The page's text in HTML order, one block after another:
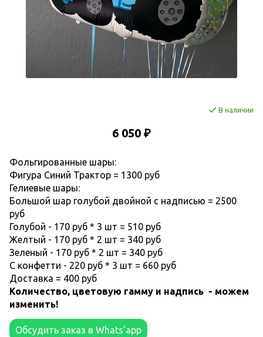
В наличии
6 050 ₽
Фольгированные шары:
Фигура Синий Трактор = 1300 руб
Гелиевые шары:
Большой шар голубой двойной с надписью = 2500
руб
Голубой - 170 руб * 3 шт = 510 руб
Желтый - 170 руб * 2 шт = 340 руб
Зеленый - 170 руб * 2 шт = 340 руб
С конфетти - 220 руб * 3 шт = 660 руб
Доставка = 400 руб
Количество, цветовую гамму и надпись - можем
изменить!
Обсудить заказ в Whats'app